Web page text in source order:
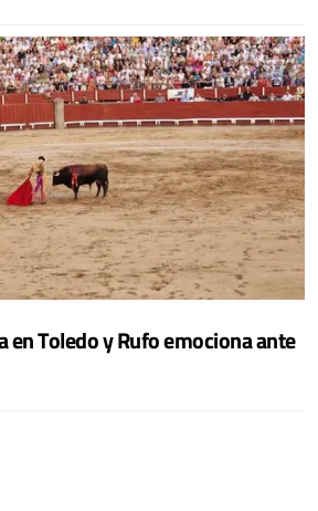
en Toledo y Rufo emociona ante